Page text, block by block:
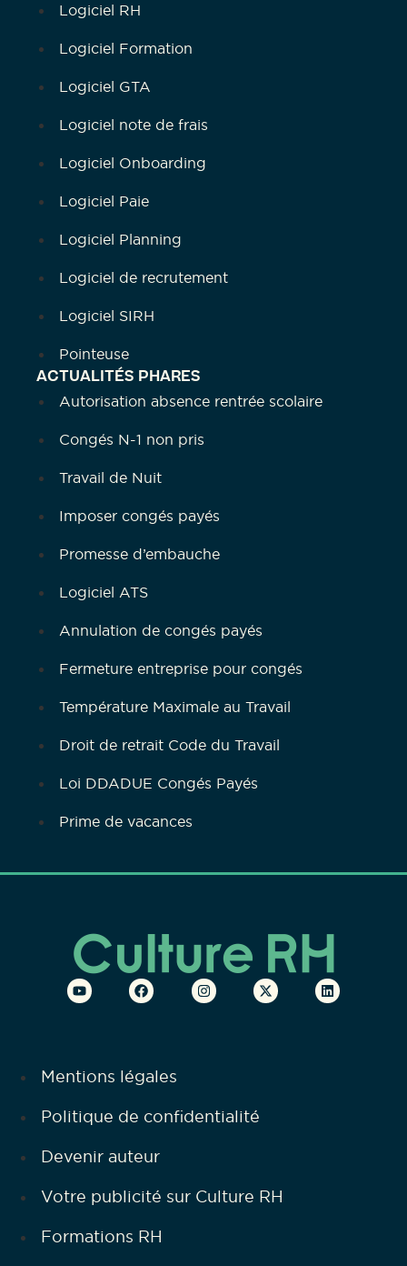
Logiciel RH
Logiciel Formation
Logiciel GTA
Logiciel note de frais
Logiciel Onboarding
Logiciel Paie
Logiciel Planning
Logiciel de recrutement
Logiciel SIRH
Pointeuse
ACTUALITÉS PHARES
Autorisation absence rentrée scolaire
Congés N-1 non pris
Travail de Nuit
Imposer congés payés
Promesse d’embauche
Logiciel ATS
Annulation de congés payés
Fermeture entreprise pour congés
Température Maximale au Travail
Droit de retrait Code du Travail
Loi DDADUE Congés Payés
Prime de vacances
Mentions légales
Politique de confidentialité
Devenir auteur
Votre publicité sur Culture RH
Formations RH